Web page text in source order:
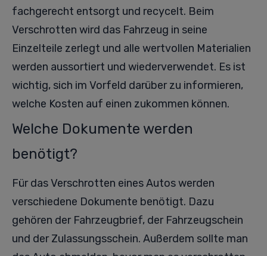
fachgerecht entsorgt und recycelt. Beim
Verschrotten wird das Fahrzeug in seine
Einzelteile zerlegt und alle wertvollen Materialien
werden aussortiert und wiederverwendet. Es ist
wichtig, sich im Vorfeld darüber zu informieren,
welche Kosten auf einen zukommen können.
Welche Dokumente werden
benötigt?
Für das Verschrotten eines Autos werden
verschiedene Dokumente benötigt. Dazu
gehören der Fahrzeugbrief, der Fahrzeugschein
und der Zulassungsschein. Außerdem sollte man